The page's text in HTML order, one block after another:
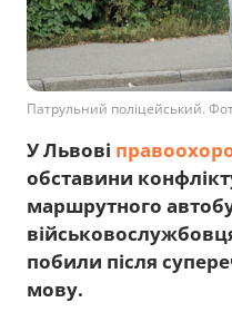
Патрульний поліцейський.
У Львові
обставини
маршрутного
побили після
мову.